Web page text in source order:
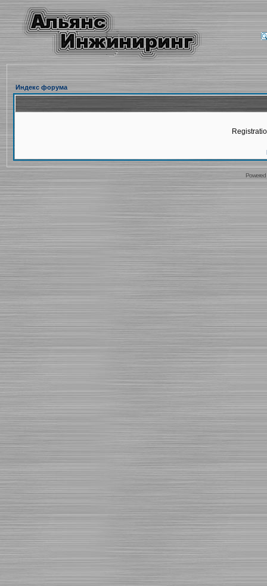
Индекс форума